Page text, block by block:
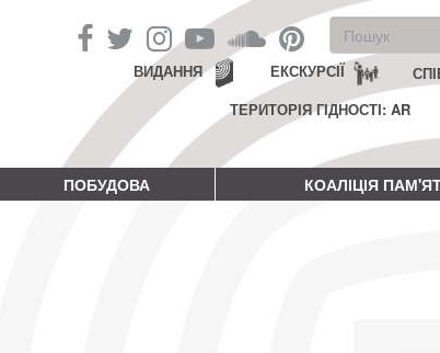
форма
Пошук
ЕКСКУРСІЇ
ВИДАННЯ
ТЕРИТОРІЯ ГІДНОСТІ: AR
ПОБУДОВА КОАЛІЦІЯ